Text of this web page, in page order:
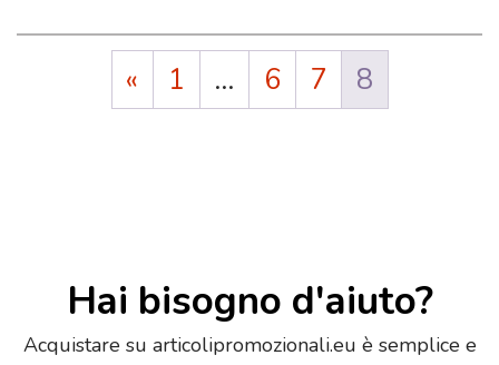
« 1 … 6 7 8
Hai bisogno d'aiuto?
Acquistare su articolipromozionali.eu è semplice e